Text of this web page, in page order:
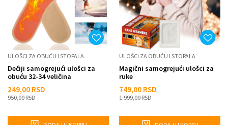
ULOŠCI ZA OBUĆU I STOPALA
Dečiji samogrejući ulošci za
obuću 32-34 veličina
249,00 RSD
950,00RSD
ULOŠCI ZA OBUĆU I STOPALA
Magični samogrejući ulošci za
ruke
749,00 RSD
1.999,00RSD